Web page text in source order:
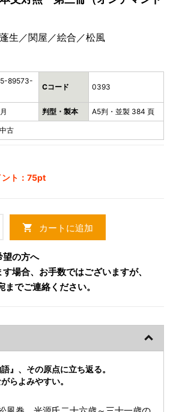
生／関屋／絵合／松風
89573-
Cコード 0393
判型・製本 A5判・並製 384 頁
古
ント：75pt
shopping_cart カートに追加
望の方へ
場合、お手数ではございますが、
でご連絡ください。
』、その原点に立ち返る。
らよみやすい。